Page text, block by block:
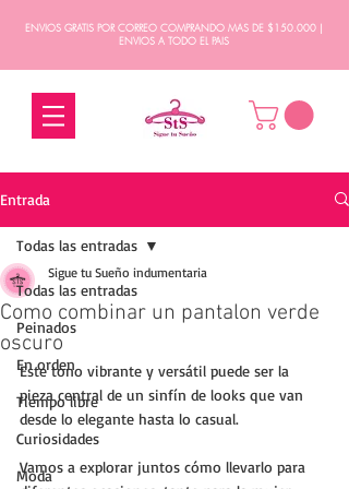
ENVIOS GRATIS POR CORREO COMPRANDO MAS DE $150.000 |
ENVIOS A TODO EL PAIS
Entrada
Todas las entradas
Peinados
En orden
Tiempo libre
Curiosidades
Moda
Todas las entradas
Como combinar un pantalon verde
oscuro
Sigue tu Sueño indumentaria
Este tono vibrante y versátil puede ser la
pieza central de un sinfín de looks que van
desde lo elegante hasta lo casual.
Vamos a explorar juntos cómo llevarlo para